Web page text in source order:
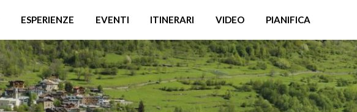
ESPERIENZE EVENTI ITINERARI VIDEO PIANIFICA